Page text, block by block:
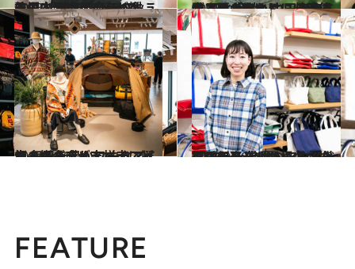
2023.10.5
熱燗DJつけたろうが推す！ 「日本酒バーベキューのすすめ」 今年の秋こそ日本酒×アウトドア
ライフスタイル 2023.10.5
今日の「おいしい」は何があるかな？ 山田杏奈さんと夏の終わりに収穫体験 畑と相談しに、アウトドアへおでかけ
ライフスタイル
2023.9.30
ザ・ノース・フェイスとニュートラル ワークス. 初の複合店が吉祥寺に誕生 毎日を豊かにするアイテムがズラリ！
ライフスタイル 2023.9.30
L.L.Bean社員のアウトドア愛用品 定番トートバッグに新モデル登場！ 【外遊びを楽しむための必携リスト】
ライフスタイル
FEATURE